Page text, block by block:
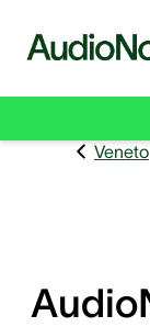
Veneto